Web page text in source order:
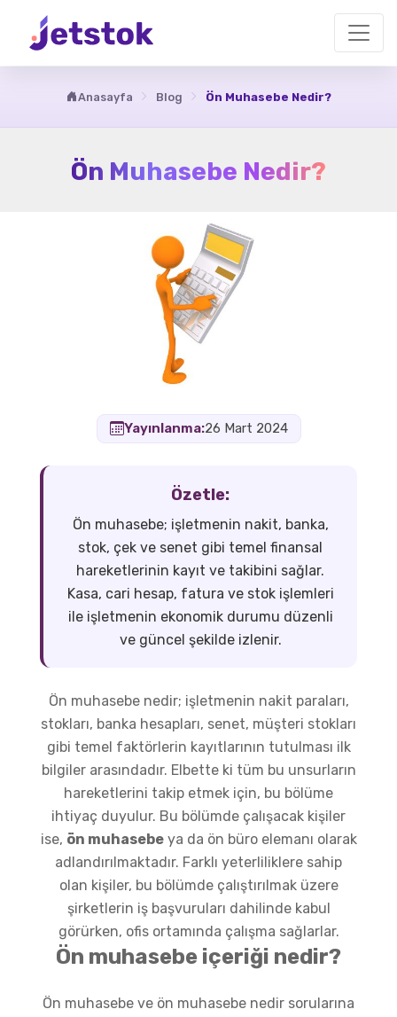
Anasayfa Blog Ön Muhasebe Nedir?
Ön Muhasebe Nedir?
Yayınlanma:26 Mart 2024
Özetle:
Ön muhasebe; işletmenin nakit, banka,
stok, çek ve senet gibi temel finansal
hareketlerinin kayıt ve takibini sağlar.
Kasa, cari hesap, fatura ve stok işlemleri
ile işletmenin ekonomik durumu düzenli
ve güncel şekilde izlenir.
Ön muhasebe nedir; işletmenin nakit paraları,
stokları, banka hesapları, senet, müşteri stokları
gibi temel faktörlerin kayıtlarının tutulması ilk
bilgiler arasındadır. Elbette ki tüm bu unsurların
hareketlerini takip etmek için, bu bölüme
ihtiyaç duyulur. Bu bölümde çalışacak kişiler
ise, ön muhasebeya da ön büro elemanı olarak
adlandırılmaktadır. Farklı yeterliliklere sahip
olan kişiler, bu bölümde çalıştırılmak üzere
şirketlerin iş başvuruları dahilinde kabul
görürken, ofis ortamında çalışma sağlarlar.
Ön muhasebe içeriği nedir?
Ön muhasebe ve ön muhasebe nedir sorularına